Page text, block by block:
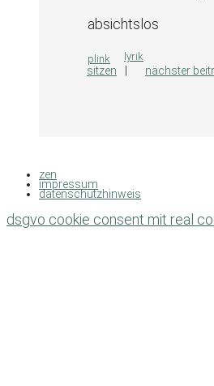
absichtslos
plink kategorien
lyrik
sitzen nächster
zen
impressum
datenschutzhinweis
dsgvo cookie consent mit real